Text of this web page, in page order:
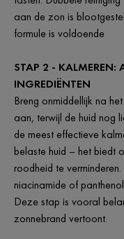
aan de zon is
formule is voldoende
STAP 2 - KALMEREN:
INGREDIËNTEN
Breng onmiddellijk na
aan, terwijl de huid nog
de meest effectieve
belaste huid – het biedt
roodheid te
niacinamide of
Deze stap is vooral
zonnebrand vertoont.